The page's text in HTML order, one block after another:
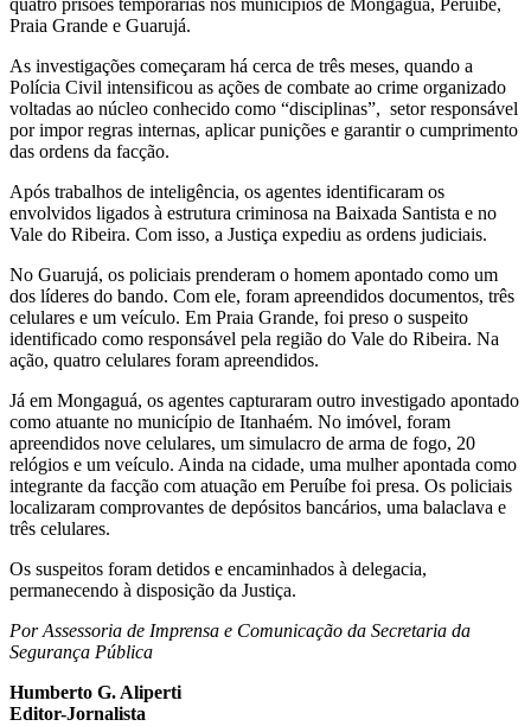
quatro prisões temporárias nos municípios de Mongaguá, Peruíbe,
Praia Grande e Guarujá.
As investigações começaram há cerca de três meses, quando a
Polícia Civil intensificou as ações de combate ao crime organizado
voltadas ao núcleo conhecido como “disciplinas”, setor responsável
por impor regras internas, aplicar punições e garantir o cumprimento
das ordens da facção.
Após trabalhos de inteligência, os agentes identificaram os
envolvidos ligados à estrutura criminosa na Baixada Santista e no
Vale do Ribeira. Com isso, a Justiça expediu as ordens judiciais.
No Guarujá, os policiais prenderam o homem apontado como um
dos líderes do bando. Com ele, foram apreendidos documentos, três
celulares e um veículo. Em Praia Grande, foi preso o suspeito
identificado como responsável pela região do Vale do Ribeira. Na
ação, quatro celulares foram apreendidos.
Já em Mongaguá, os agentes capturaram outro investigado apontado
como atuante no município de Itanhaém. No imóvel, foram
apreendidos nove celulares, um simulacro de arma de fogo, 20
relógios e um veículo. Ainda na cidade, uma mulher apontada como
integrante da facção com atuação em Peruíbe foi presa. Os policiais
localizaram comprovantes de depósitos bancários, uma balaclava e
três celulares.
Os suspeitos foram detidos e encaminhados à delegacia,
permanecendo à disposição da Justiça.
Por Assessoria de Imprensa e Comunicação da Secretaria da
Segurança Pública
Humberto G. Aliperti
Editor-Jornalista